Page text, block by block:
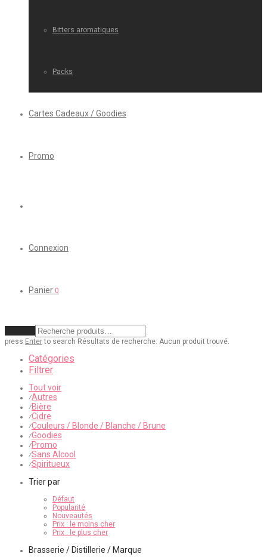
Bitters aromatiques
Packs
Cartes Cadeaux / Goodies
Promo
Connexion
Panier 0
press Enterto search Résultats de recherche: Aucun produit trouvé.
Catégories
Filtrer
Tout voir
⁄Autres
⁄Bière
⁄Cidre
⁄Couleurs / Blonde / Blanche / Brune
⁄Goodies
⁄Promo
⁄Sans Alcool
⁄Spiritueux
Trier par
Défaut
Popularité
Nouveautés
Prix : le moins cher
Prix : le plus cher
Brasserie / Distillerie / Marque